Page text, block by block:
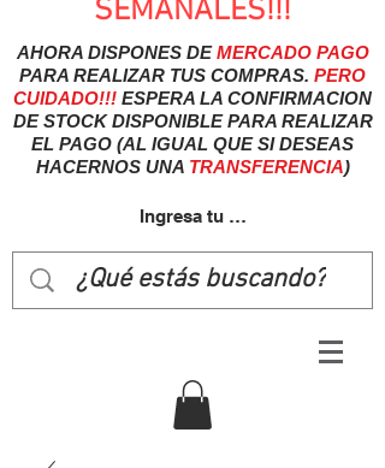
SEMANALES!!!
AHORA DISPONES DEMERCADO PAGO
PARA REALIZAR TUS COMPRAS. PERO
CUIDADO!!! ESPERA LA CONFIRMACION
DE STOCK DISPONIBLE PARA REALIZAR
EL PAGO (AL IGUAL QUE SI DESEAS
HACERNOS UNA TRANSFERENCIA)
Ingresa tu usuairo